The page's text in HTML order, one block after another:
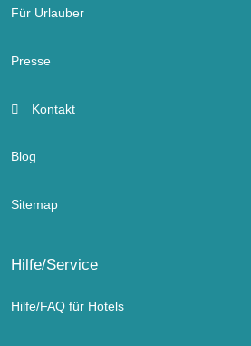
Für Urlauber
Presse
Kontakt
Blog
Sitemap
Hilfe/Service
Hilfe/FAQ für Hotels